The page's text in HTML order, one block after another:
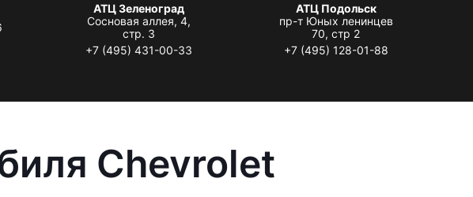
АТЦ Зеленоград
Сосновая аллея, 4,
стр. 3
+7 (495) 431-00-33
АТЦ Подольск
пр-т Юных ленинцев
70, стр 2
+7 (495) 128-01-88
Chevrolet